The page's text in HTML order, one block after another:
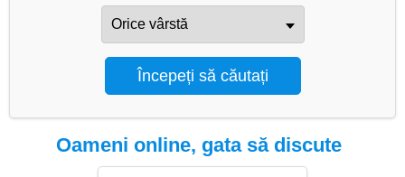
Oameni online, gata să discute